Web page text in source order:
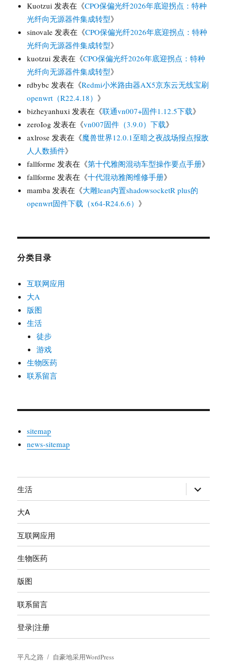
Kuotzui 发表在《CPO保偏光纤2026年底迎拐点：特种
光纤向无源器件集成转型》
sinovale 发表在《CPO保偏光纤2026年底迎拐点：特种
光纤向无源器件集成转型》
kuotzui 发表在《CPO保偏光纤2026年底迎拐点：特种
光纤向无源器件集成转型》
rdbybc 发表在《Redmi小米路由器AX5京东云无线宝刷
openwrt（R22.4.18） 》
bizheyanhuxi 发表在《联通vn007+固件1.12.5下载》
zeroIog 发表在《vn007固件（3.9.0）下载》
axlrose 发表在《魔兽世界12.0.1至暗之夜战场报点报敌
人人数插件》
fallforme 发表在《第十代雅阁混动车型操作要点手册》
fallforme 发表在《十代混动雅阁维修手册》
mamba 发表在《大雕lean内置shadowsocketR plus的
openwrt固件下载（x64-R24.6.6） 》
分类目录
互联网应用
大A
版图
生活
徒步
游戏
生物医药
联系留言
sitemap
news-sitemap
生活
开
大A
互联网应用
生物医药
版图
联系留言
登录|注册
平凡之路 自豪地采用WordPress